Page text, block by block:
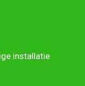
installatie